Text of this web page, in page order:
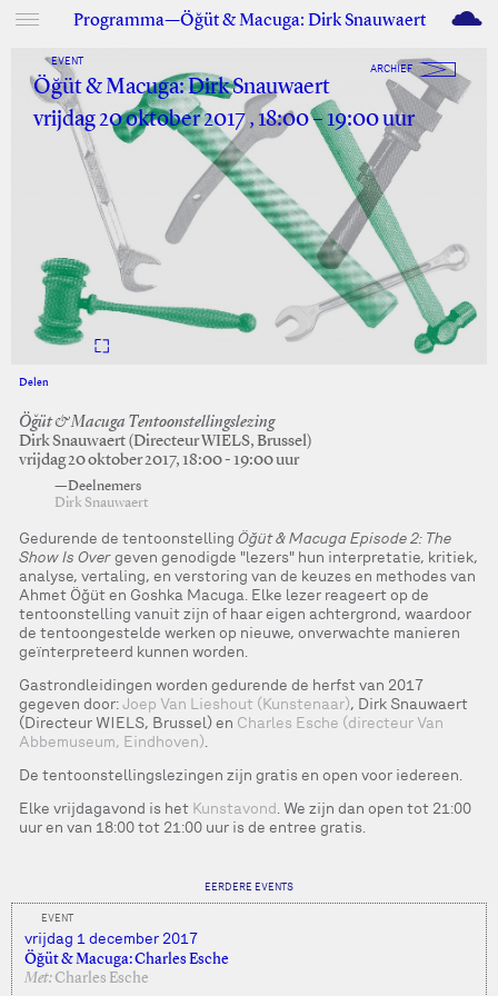
Programma—Öğüt & Macuga: Dirk Snauwaert M
EVENT
ARCHIEF
Öğüt & Macuga: Dirk Snauwaert
vrijdag 20 oktober 2017 , 18:00 – 19:00 uur
Delen
Öğüt & Macuga Tentoonstellingslezing
Dirk Snauwaert (Directeur WIELS, Brussel)
vrijdag 20 oktober 2017, 18:00 - 19:00 uur
—Deelnemers
Dirk Snauwaert
Gedurende de tentoonstelling Öğüt & Macuga Episode 2: The
Show Is Overgeven genodigde "lezers" hun interpretatie, kritiek,
analyse, vertaling, en verstoring van de keuzes en methodes van
Ahmet Öğüt en Goshka Macuga. Elke lezer reageert op de
tentoonstelling vanuit zijn of haar eigen achtergrond, waardoor
de tentoongestelde werken op nieuwe, onverwachte manieren
geïnterpreteerd kunnen worden.
Gastrondleidingen worden gedurende de herfst van 2017
gegeven door:Joep Van Lieshout (Kunstenaar), Dirk Snauwaert
(Directeur WIELS, Brussel) en Charles Esche (directeur Van
Abbemuseum, Eindhoven).
De tentoonstellingslezingen zijn gratis en open voor iedereen.
Elke vrijdagavond is het Kunstavond. We zijn dan open tot 21:00
uur en van 18:00 tot 21:00 uur is de entree gratis.
EERDERE EVENTS
EVENT
vrijdag 1 december 2017
Öğüt & Macuga: Charles Esche
Met: Charles Esche